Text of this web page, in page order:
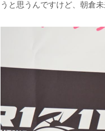
うと思うんですけど、朝倉